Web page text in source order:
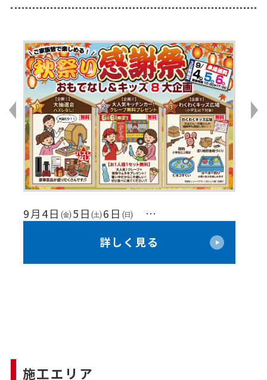
9月4日㈮5日㈯6日㈰ …
のお客様感謝祭り 開催！
詳しく見る
施工エリア